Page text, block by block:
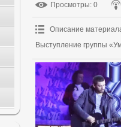
Просмотры: 0
Описание
Выступление группы